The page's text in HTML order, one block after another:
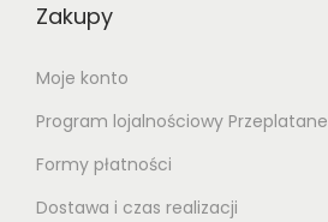
Zakupy
Moje konto
Program lojalnościowy Przeplatane
Formy płatności
Dostawa i czas realizacji